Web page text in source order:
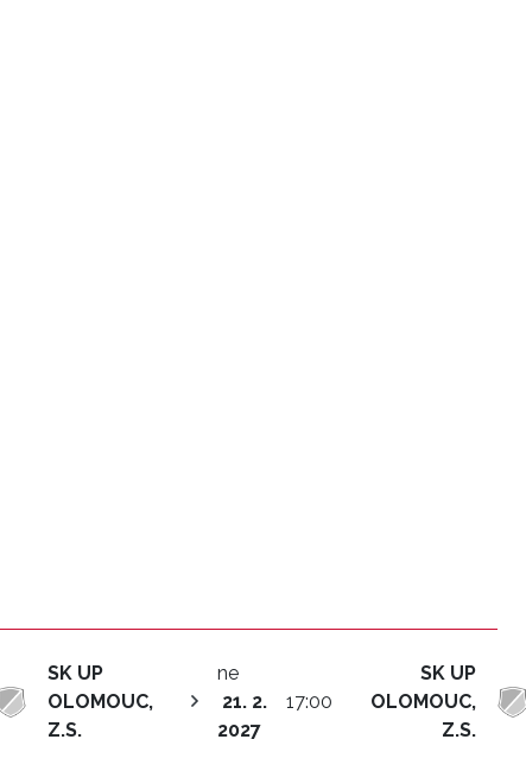
SK UP
OLOMOUC,
Z.S.
ne
21. 2.
2027
17:00
SK UP
OLOMOUC,
Z.S.